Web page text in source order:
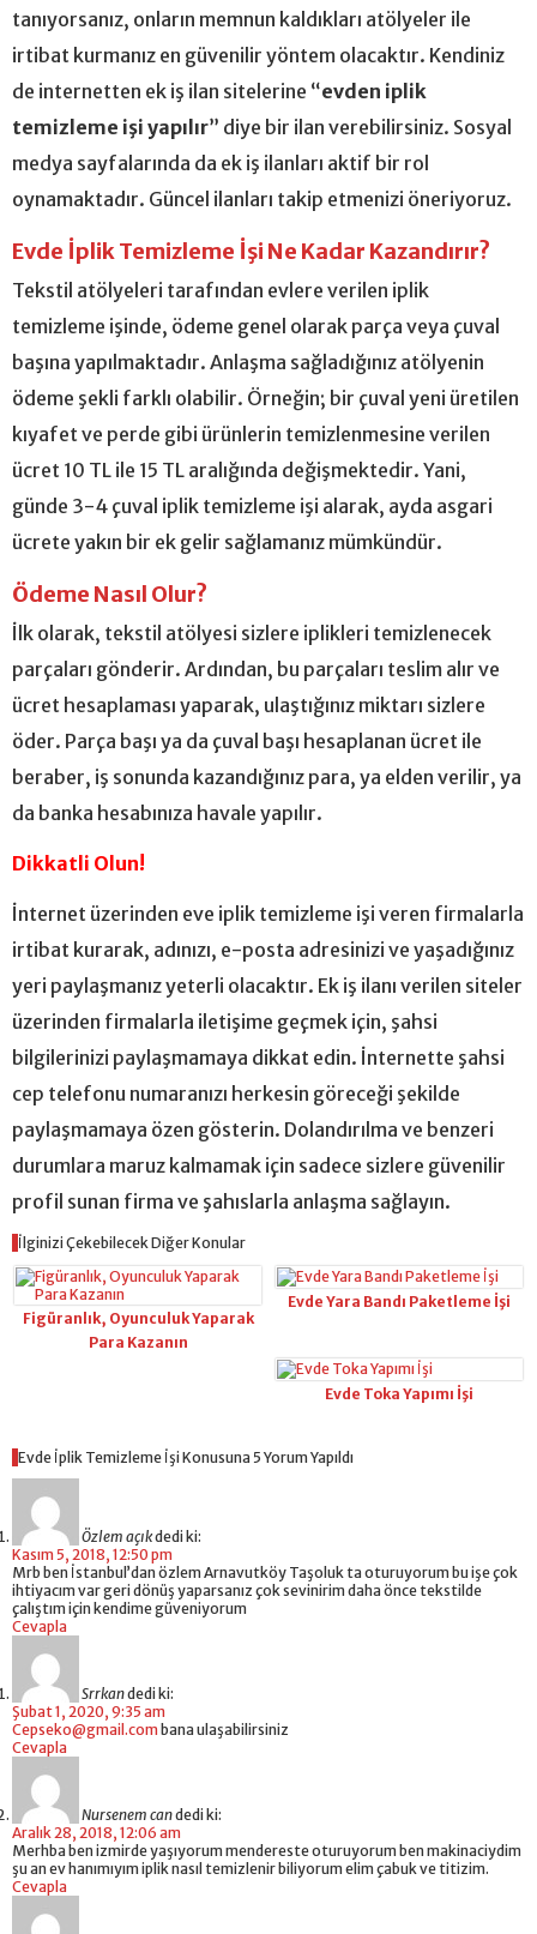
tanıyorsanız, onların memnun kaldıkları atölyeler ile
irtibat kurmanız en güvenilir yöntem olacaktır. Kendiniz
de internetten ek iş ilan sitelerine “evden iplik
temizleme işi yapılır” diye bir ilan verebilirsiniz. Sosyal
medya sayfalarında da ek iş ilanları aktif bir rol
oynamaktadır. Güncel ilanları takip etmenizi öneriyoruz.
Evde İplik Temizleme İşi Ne Kadar Kazandırır?
Tekstil atölyeleri tarafından evlere verilen iplik
temizleme işinde, ödeme genel olarak parça veya çuval
başına yapılmaktadır. Anlaşma sağladığınız atölyenin
ödeme şekli farklı olabilir. Örneğin; bir çuval yeni üretilen
kıyafet ve perde gibi ürünlerin temizlenmesine verilen
ücret 10 TL ile 15 TL aralığında değişmektedir. Yani,
günde 3-4 çuval iplik temizleme işi alarak, ayda asgari
ücrete yakın bir ek gelir sağlamanız mümkündür.
Ödeme Nasıl Olur?
İlk olarak, tekstil atölyesi sizlere iplikleri temizlenecek
parçaları gönderir. Ardından, bu parçaları teslim alır ve
ücret hesaplaması yaparak, ulaştığınız miktarı sizlere
öder. Parça başı ya da çuval başı hesaplanan ücret ile
beraber, iş sonunda kazandığınız para, ya elden verilir, ya
da banka hesabınıza havale yapılır.
Dikkatli Olun!
İnternet üzerinden eve iplik temizleme işi veren firmalarla
irtibat kurarak, adınızı, e-posta adresinizi ve yaşadığınız
yeri paylaşmanız yeterli olacaktır. Ek iş ilanı verilen siteler
üzerinden firmalarla iletişime geçmek için, şahsi
bilgilerinizi paylaşmamaya dikkat edin. İnternette şahsi
cep telefonu numaranızı herkesin göreceği şekilde
paylaşmamaya özen gösterin. Dolandırılma ve benzeri
durumlara maruz kalmamak için sadece sizlere güvenilir
profil sunan firma ve şahıslarla anlaşma sağlayın.
İlginizi Çekebilecek Diğer Konular
Figüranlık, Oyunculuk Yaparak
Para Kazanın
Evde Yara Bandı Paketleme İşi
Evde Toka Yapımı İşi
Evde İplik Temizleme İşi Konusuna 5 Yorum Yapıldı
Özlem açıkdedi ki:
Kasım 5, 2018, 12:50 pm
Mrb ben İstanbul’dan özlem Arnavutköy Taşoluk ta oturuyorum bu işe çok
ihtiyacım var geri dönüş yaparsanız çok sevinirim daha önce tekstilde
çalıştım için kendime güveniyorum
Cevapla
Srrkandedi ki:
Şubat 1, 2020, 9:35 am
Cepseko@gmail.com bana ulaşabilirsiniz
Cevapla
Nursenem candedi ki:
Aralık 28, 2018, 12:06 am
Merhba ben izmirde yaşıyorum mendereste oturuyorum ben makinaciydim
şu an ev hanımıyım iplik nasıl temizlenir biliyorum elim çabuk ve titizim.
Cevapla